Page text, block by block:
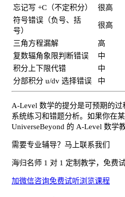
忘记写 +C（不定积分） 很高
符号错误（负号、括
号）
很高
三角方程漏解 高
复数辐角象限判断错误
中
积分上下限代错
中
分部积分 u/dv 选择错误
中
A-Level 数学的提分是可预期的
系统练习和错题分析。如果你在
UniverseBeyond 的 A-Level 数学
需要专业辅导？马上联系我们
海归名师 1 对 1 定制教学，免费
加微信咨询免费试听浏览课程